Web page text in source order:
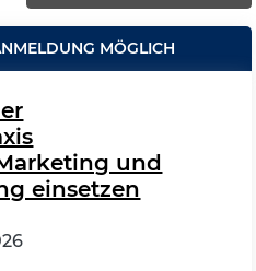
MÖGLICH
und
einsetzen